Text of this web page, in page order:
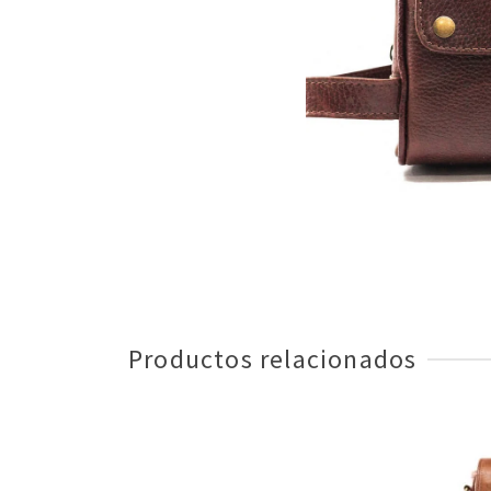
Productos relacionados